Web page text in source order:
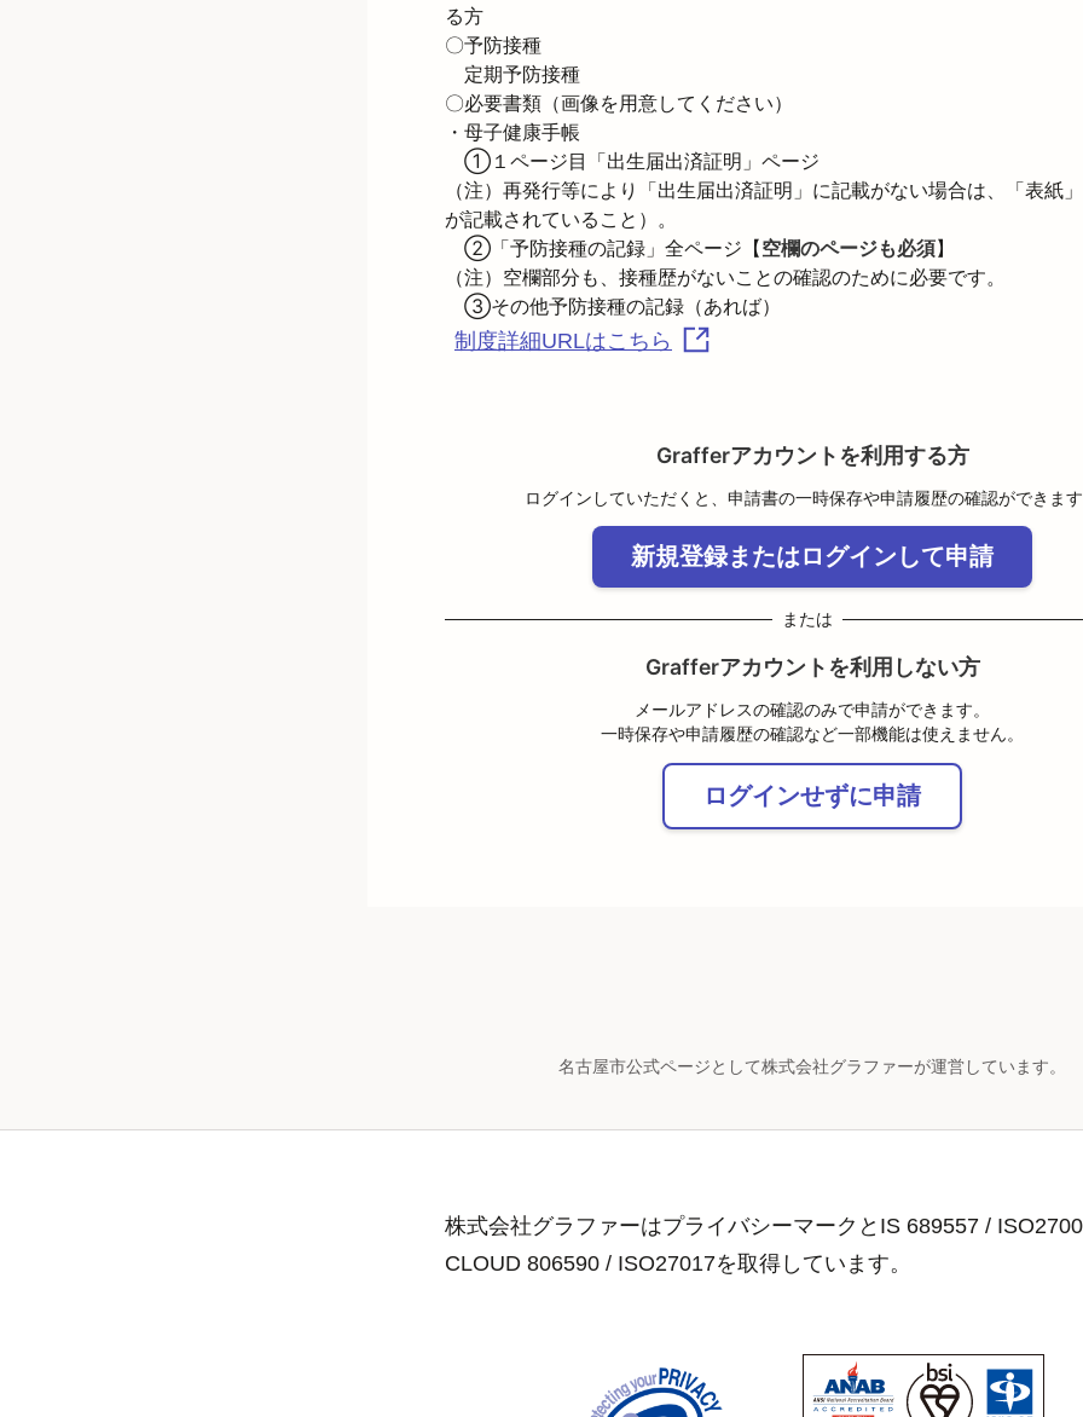
る方
〇予防接種
定期予防接種
〇必要書類（画像を用意してください）
・母子健康手帳
①１ページ目「出生届出済証明」ページ
（注）再発行等により「出生届出済証明」に記載がない場合は、「表紙
が記載されていること）。
②「予防接種の記録」全ページ【空欄のページも必須】
（注）空欄部分も、接種歴がないことの確認のために必要です。
③その他予防接種の記録（あれば）
制度詳細URLはこちら
Grafferアカウントを利用する方
ログインしていただくと、申請書の一時保存や申請履歴の確認ができま
新規登録またはログインして申請
または
Grafferアカウントを利用しない方
メールアドレスの確認のみで申請ができます。
一時保存や申請履歴の確認など一部機能は使えません。
ログインせずに申請
名古屋市公式ページとして株式会社グラファーが運営しています。
株式会社グラファーはプライバシーマークとIS 689557 /
CLOUD 806590 / ISO27017を取得しています。